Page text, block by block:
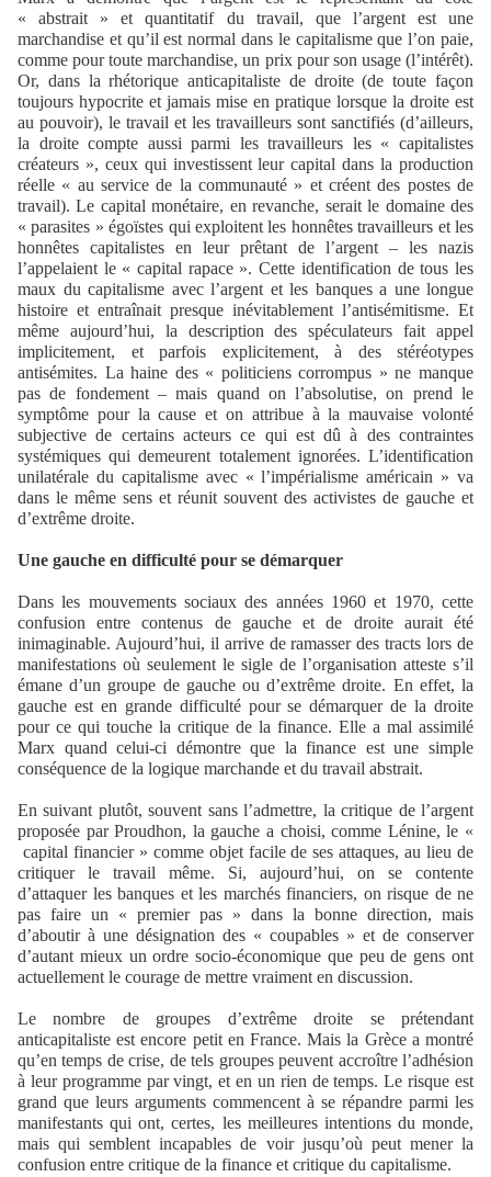
« abstrait » et quantitatif du travail, que l’argent est une
marchandise et qu’il est normal dans le capitalisme que l’on paie,
comme pour toute marchandise, un prix pour son usage (l’intérêt).
Or, dans la rhétorique anticapitaliste de droite (de toute façon
toujours hypocrite et jamais mise en pratique lorsque la droite est
au pouvoir), le travail et les travailleurs sont sanctifiés (d’ailleurs,
la droite compte aussi parmi les travailleurs les « capitalistes
créateurs », ceux qui investissent leur capital dans la production
réelle « au service de la communauté » et créent des postes de
travail). Le capital monétaire, en revanche, serait le domaine des
« parasites » égoïstes qui exploitent les honnêtes travailleurs et les
honnêtes capitalistes en leur prêtant de l’argent – les nazis
l’appelaient le « capital rapace ». Cette identification de tous les
maux du capitalisme avec l’argent et les banques a une longue
histoire et entraînait presque inévitablement l’antisémitisme. Et
même aujourd’hui, la description des spéculateurs fait appel
implicitement, et parfois explicitement, à des stéréotypes
antisémites. La haine des « politiciens corrompus » ne manque
pas de fondement – mais quand on l’absolutise, on prend le
symptôme pour la cause et on attribue à la mauvaise volonté
subjective de certains acteurs ce qui est dû à des contraintes
systémiques qui demeurent totalement ignorées. L’identification
unilatérale du capitalisme avec « l’impérialisme américain » va
dans le même sens et réunit souvent des activistes de gauche et
d’extrême droite.
Une gauche en difficulté pour se démarquer
Dans les mouvements sociaux des années 1960 et 1970, cette
confusion entre contenus de gauche et de droite aurait été
inimaginable. Aujourd’hui, il arrive de ramasser des tracts lors de
manifestations où seulement le sigle de l’organisation atteste s’il
émane d’un groupe de gauche ou d’extrême droite. En effet, la
gauche est en grande difficulté pour se démarquer de la droite
pour ce qui touche la critique de la finance. Elle a mal assimilé
Marx quand celui-ci démontre que la finance est une simple
conséquence de la logique marchande et du travail abstrait.
En suivant plutôt, souvent sans l’admettre, la critique de l’argent
proposée par Proudhon, la gauche a choisi, comme Lénine, le «
capital financier » comme objet facile de ses attaques, au lieu de
critiquer le travail même. Si, aujourd’hui, on se contente
d’attaquer les banques et les marchés financiers, on risque de ne
pas faire un « premier pas » dans la bonne direction, mais
d’aboutir à une désignation des « coupables » et de conserver
d’autant mieux un ordre socio-économique que peu de gens ont
actuellement le courage de mettre vraiment en discussion.
Le nombre de groupes d’extrême droite se prétendant
anticapitaliste est encore petit en France. Mais la Grèce a montré
qu’en temps de crise, de tels groupes peuvent accroître l’adhésion
à leur programme par vingt, et en un rien de temps. Le risque est
grand que leurs arguments commencent à se répandre parmi les
manifestants qui ont, certes, les meilleures intentions du monde,
mais qui semblent incapables de voir jusqu’où peut mener la
confusion entre critique de la finance et critique du capitalisme.